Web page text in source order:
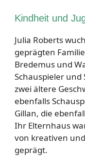
Kindheit und
Julia Roberts
geprägten
Bredemus und
Schauspieler und
zwei ältere
ebenfalls
Gillan, die
Ihr Elternhaus
von kreativen
geprägt.